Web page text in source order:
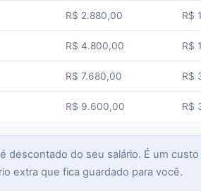
R$ 2.880,00 R$
R$ 4.800,00 R$
R$ 7.680,00 R$
R$ 9.600,00 R$
descontado do seu salário. É um
extra que fica guardado para você.